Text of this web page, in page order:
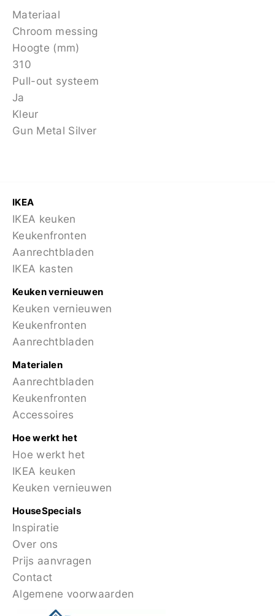
Materiaal
Chroom messing
Hoogte (mm)
310
Pull-out systeem
Ja
Kleur
Gun Metal Silver
IKEA
IKEA keuken
Keukenfronten
Aanrechtbladen
IKEA kasten
Keuken vernieuwen
Keuken vernieuwen
Keukenfronten
Aanrechtbladen
Materialen
Aanrechtbladen
Keukenfronten
Accessoires
Hoe werkt het
Hoe werkt het
IKEA keuken
Keuken vernieuwen
HouseSpecials
Inspiratie
Over ons
Prijs aanvragen
Contact
Algemene voorwaarden